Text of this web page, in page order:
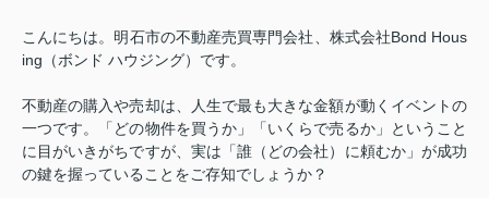
こんにちは。明石市の不動産売買専門会社、株式会社Bond Hous
ing（ボンド ハウジング）です。
不動産の購入や売却は、人生で最も大きな金額が動くイベントの
一つです。「どの物件を買うか」「いくらで売るか」ということ
に目がいきがちですが、実は「誰（どの会社）に頼むか」が成功
の鍵を握っていることをご存知でしょうか？